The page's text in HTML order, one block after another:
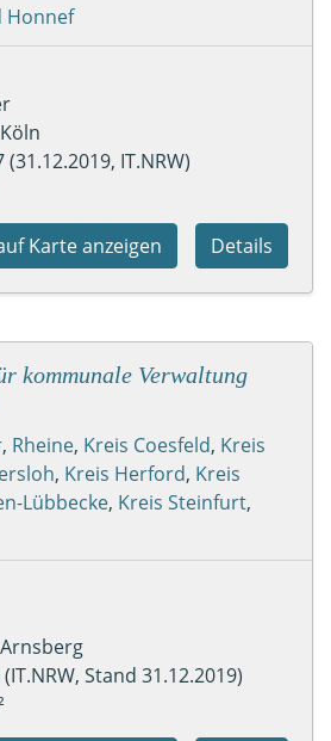
Honnef
IT.NRW)
Details
Karte anzeigen
kommunale Verwaltung
, Rheine, Kreis Coesfeld, Kreis
, Kreis Herford, Kreis
Lübbecke, Kreis Steinfurt,
Stand 31.12.2019)